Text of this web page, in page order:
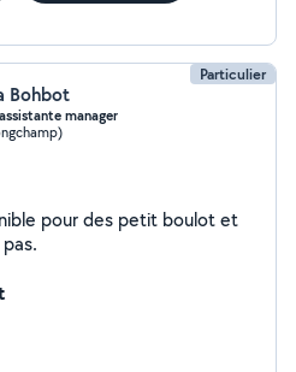
Particulier
Bohbot
manager
pour des petit boulot et